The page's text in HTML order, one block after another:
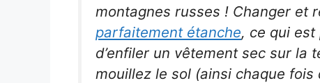
montagnes russes ! Changer et
parfaitement étanche, ce qui est
d’enfiler un vêtement sec sur la
mouillez le sol (ainsi chaque